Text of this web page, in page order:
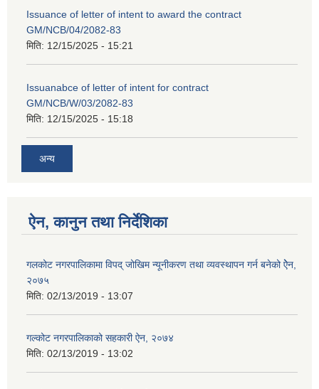
Issuance of letter of intent to award the contract
GM/NCB/04/2082-83
मिति: 12/15/2025 - 15:21
Issuanabce of letter of intent for contract
GM/NCB/W/03/2082-83
मिति: 12/15/2025 - 15:18
अन्य
ऐन, कानुन तथा निर्देशिका
गलकोट नगरपालिकामा विपद् जोखिम न्यूनीकरण तथा व्यवस्थापन गर्न बनेको ऐेन,
२०७५
मिति: 02/13/2019 - 13:07
गल्कोट नगरपालिकाको सहकारी ऐन, २०७४
मिति: 02/13/2019 - 13:02